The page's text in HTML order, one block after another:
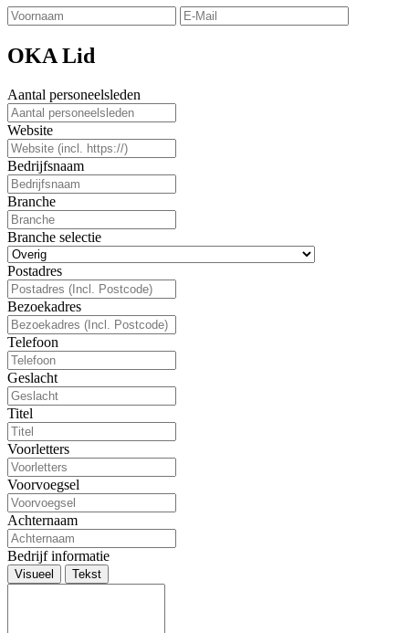
OKA Lid
Aantal personeelsleden
Website
Bedrijfsnaam
Branche
Branche selectie
Postadres
Bezoekadres
Telefoon
Geslacht
Titel
Voorletters
Voorvoegsel
Achternaam
Bedrijf informatie
Visueel Tekst